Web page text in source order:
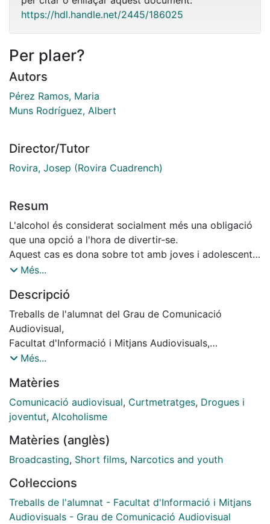
https://hdl.handle.net/2445/186025
Per plaer?
Autors
Pérez Ramos, Maria
Muns Rodríguez, Albert
Director/Tutor
Rovira, Josep (Rovira Cuadrench)
Resum
L'alcohol és considerat socialment més una obligació
que una opció a l'hora de divertir-se.
Aquest cas es dona sobre tot amb joves i adolescents,
que tenen encara més present aquesta concepció
màxima embriaguesa. A què es deu? Què ens mou a
fer-ho?
Més...
Descripció
Treballs de l'alumnat del Grau de Comunicació
Audiovisual,
Facultat d'Informació i Mitjans Audiovisuals,
Universitat de Barcelona,
Curs: 2021-2022, Tutor: Josep Rovira. // Director:
Maria Pérez Ramos i
Albert Muns Rodríguez; Productor: Maria Pérez Ramos
Albert Muns Rodríguez; Guionista: Maria Pérez Ramos i
Albert Muns Rodríguez; Il·luminador: Maria Pérez
Ramos i
Albert Muns Rodríguez; Direcció de so: Maria Pérez
Més...
Matèries
Comunicació audiovisual, Curtmetratges, Drogues i
joventut, Alcoholisme
Matèries (anglès)
Broadcasting, Short films, Narcotics and youth
Col·leccions
Treballs de l'alumnat - Facultat d'Informació i Mitjans
Audiovisuals - Grau de Comunicació Audiovisual